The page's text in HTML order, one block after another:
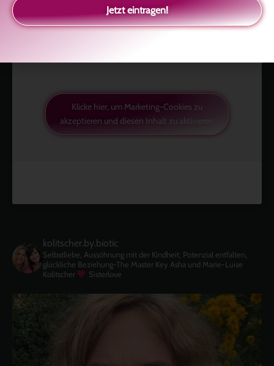
Klicke hier, um Marketing-Cookies zu
akzeptieren und diesen Inhalt zu aktivieren
kolitscher.by.biotic
Selbstliebe, Aussöhnung mit der Kindheit, Potenzial entfalten,
glückliche Beziehung-The Master Key Asha und Marie-Luise
Kolitscher
Sisterlove
Jetzt eintragen!